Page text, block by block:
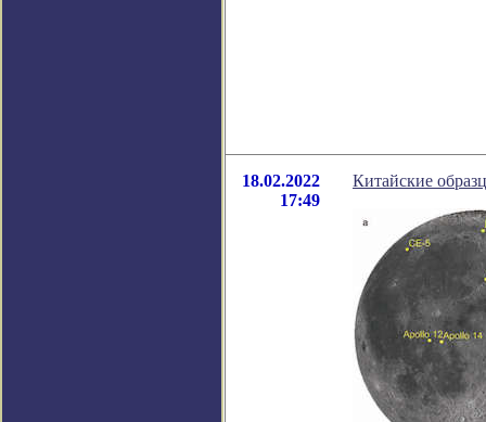
18.02.2022
17:49
Китайские